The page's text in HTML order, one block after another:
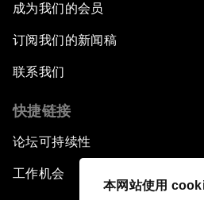
本网站使用
成为我们的会员
订阅我们的新闻稿
联系我们
快捷链接
论坛可持续性
工作机会